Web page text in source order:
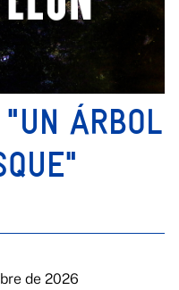
ÁRBOL
de 2026